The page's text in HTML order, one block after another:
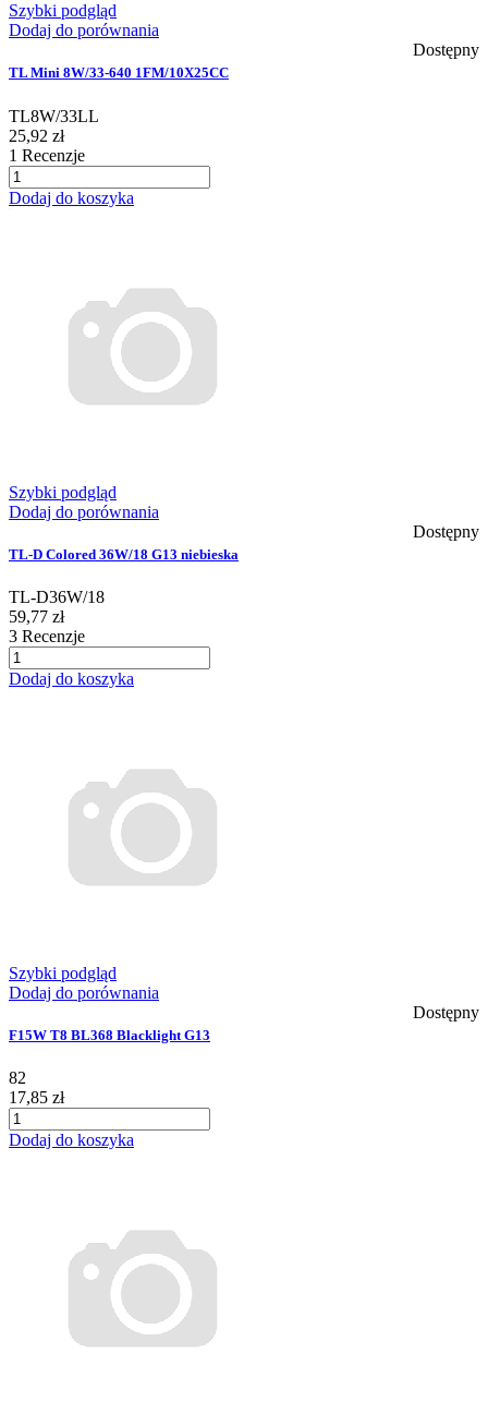
Szybki podgląd
Dodaj do porównania
Dostępny
TL Mini 8W/33-640 1FM/10X25CC
TL8W/33LL
25,92 zł
1 Recenzje
Dodaj do koszyka
Szybki podgląd
Dodaj do porównania
Dostępny
TL-D Colored 36W/18 G13 niebieska
TL-D36W/18
59,77 zł
3 Recenzje
Dodaj do koszyka
Szybki podgląd
Dodaj do porównania
Dostępny
F15W T8 BL368 Blacklight G13
82
17,85 zł
Dodaj do koszyka